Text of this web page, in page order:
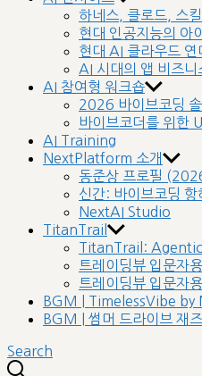
하네스, 클로드, 스
현대 인공지능의 아
현대 AI 클라우드 연
AI 시대의 앱 비즈니
AI 참여형 워크숍
2026 바이브코딩
바이브코더를 위한
AI Training
NextPlatform 소개
동준상 프로필
신간: 바이브코딩 항
NextAI Studio
TitanTrail
TitanTrail:
트레이딩뷰 입문자
트레이딩뷰 입문자
BGM | TimelessVibe by
BGM | 썸머 드라이브 재
Search